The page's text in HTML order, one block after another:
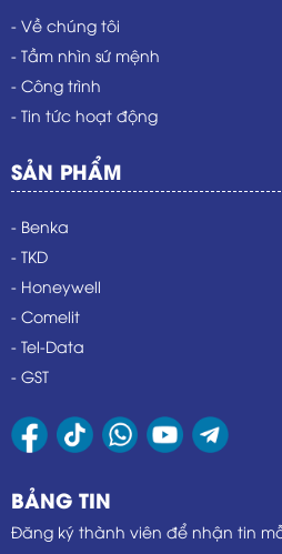
- Về chúng tôi
- Tầm nhìn sứ mệnh
- Công trình
- Tin tức hoạt động
SẢN PHẨM
- Benka
- TKD
- Honeywell
- Comelit
- Tel-Data
- GST
BẢNG TIN
Đăng ký thành viên để nhận tin